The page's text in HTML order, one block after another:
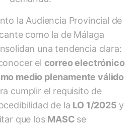
la Audiencia Provincial de
como la de Málaga
una tendencia clara:
el correo electrónico
medio plenamente válido
cumplir el requisito de
de la LO 1/2025 y
que los MASC se